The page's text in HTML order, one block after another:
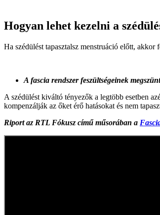
Hogyan lehet kezelni a
Ha szédülést tapasztalsz menstruáció előtt,
A fascia rendszer feszültségeinek
A szédülést kiváltó tényezők a legtöbb esetben
kompenzálják az őket érő hatásokat és nem
Riport az RTL Fókusz című műsorában a